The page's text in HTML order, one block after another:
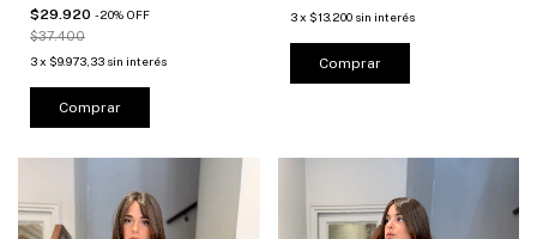
$29.920 -20% OFF
$37.400
3x $9.973,33 sin interés
Comprar
3 x $13.200 sin interés
Comprar